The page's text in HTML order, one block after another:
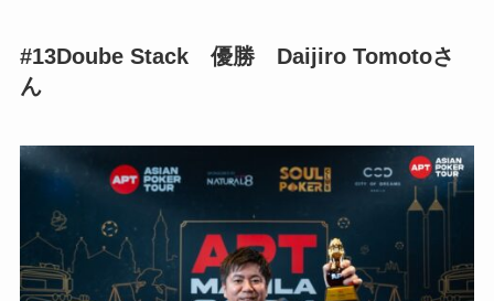
#13Doube Stack 優勝 Daijiro Tomotoさ
ん